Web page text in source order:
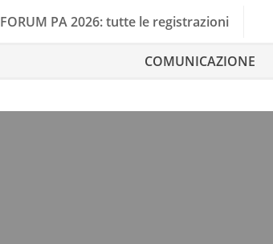
FORUM PA 2026: tutte le registrazioni
COMUNICAZIONE